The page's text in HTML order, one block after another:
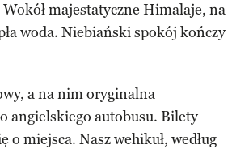
majestatyczne Himalaje, na
woda. Niebiański spokój kończy
a na nim oryginalna
angielskiego autobusu. Bilety
miejsca. Nasz wehikuł, według